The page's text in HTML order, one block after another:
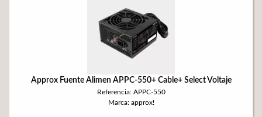
Approx Fuente Alimen APPC-550+ Cable+ Select Voltaje
Referencia: APPC-550
Marca: approx!